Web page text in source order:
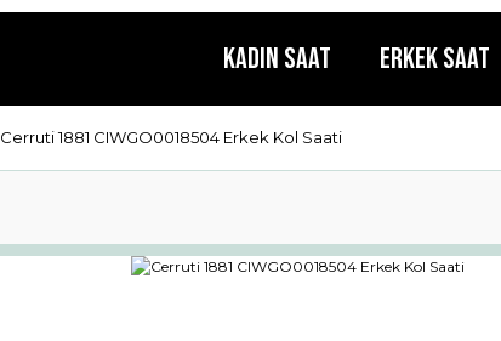
Kadın Saat Erkek Saat
Cerruti 1881 CIWGO0018504 Erkek Kol Saati